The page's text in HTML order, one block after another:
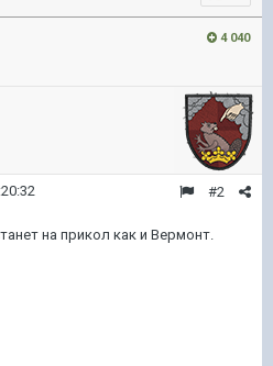
4 040
#2
на прикол как и Вермонт.